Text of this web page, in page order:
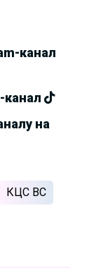
канал
канал
на
КЦС ВС